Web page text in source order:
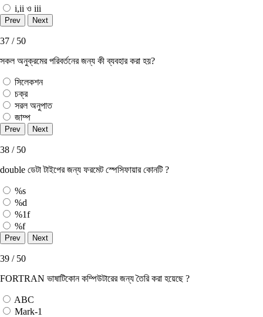
i,ii ও iii
37 / 50
সকল অনুক্রমের পরিবর্তনের জন্য কী ব্যবহার করা হয়?
সিলেকশন
চক্র
সরল অনুপাত
জাম্প
38 / 50
double ডেটা টাইপের জন্য ফরমেট স্পেসিফায়ার কোনটি ?
%s
%d
%1f
%f
39 / 50
FORTRAN ভাষাটিকোন কম্পিউটারের জন্য তৈরি করা হয়েছে ?
ABC
Mark-1